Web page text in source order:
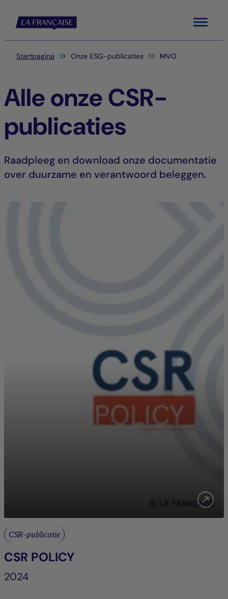
Menu
Je bent hier:
Startpagina Onze ESG-publicaties MVO
Alle onze CSR-
publicaties
Raadpleeg en download onze documentatie
over duurzame en verantwoord beleggen.
CSR-publicatie
CSR POLICY
2024